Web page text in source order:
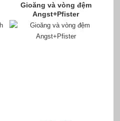
Gioăng và vòng đệm
Angst+Pfister